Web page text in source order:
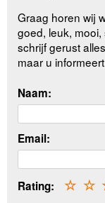
Graag horen wij
goed, leuk,
schrijf gerust
maar u
Naam:
Email:
Rating: ☆
☆